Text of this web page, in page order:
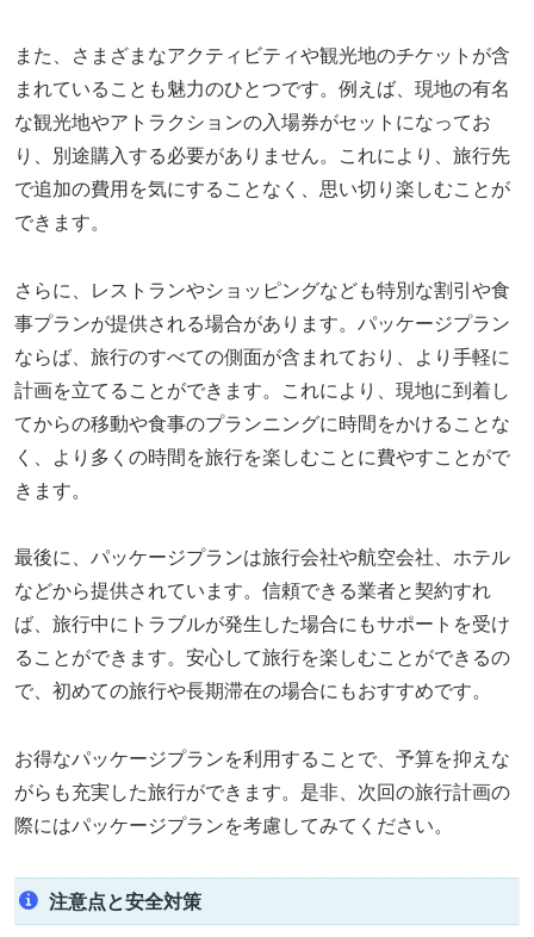
また、さまざまなアクティビティや観光地のチケットが含
まれていることも魅力のひとつです。例えば、現地の有名
な観光地やアトラクションの入場券がセットになってお
り、別途購入する必要がありません。これにより、旅行先
で追加の費用を気にすることなく、思い切り楽しむことが
できます。
さらに、レストランやショッピングなども特別な割引や食
事プランが提供される場合があります。パッケージプラン
ならば、旅行のすべての側面が含まれており、より手軽に
計画を立てることができます。これにより、現地に到着し
てからの移動や食事のプランニングに時間をかけることな
く、より多くの時間を旅行を楽しむことに費やすことがで
きます。
最後に、パッケージプランは旅行会社や航空会社、ホテル
などから提供されています。信頼できる業者と契約すれ
ば、旅行中にトラブルが発生した場合にもサポートを受け
ることができます。安心して旅行を楽しむことができるの
で、初めての旅行や長期滞在の場合にもおすすめです。
お得なパッケージプランを利用することで、予算を抑えな
がらも充実した旅行ができます。是非、次回の旅行計画の
際にはパッケージプランを考慮してみてください。
注意点と安全対策